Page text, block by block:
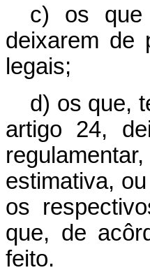
c) os que
deixarem de
legais;
d) os que,
artigo 24,
estimativa,
os
que, de
feito.